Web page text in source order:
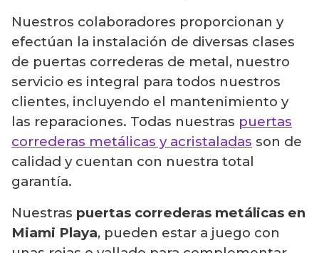
Nuestros colaboradores proporcionan y
efectúan la instalación de diversas clases
de puertas correderas de metal, nuestro
servicio es integral para todos nuestros
clientes, incluyendo el mantenimiento y
las reparaciones. Todas nuestras puertas
correderas metálicas y acristaladas son de
calidad y cuentan con nuestra total
garantía.
Nuestras puertas correderas metálicas en
Miami Playa, pueden estar a juego con